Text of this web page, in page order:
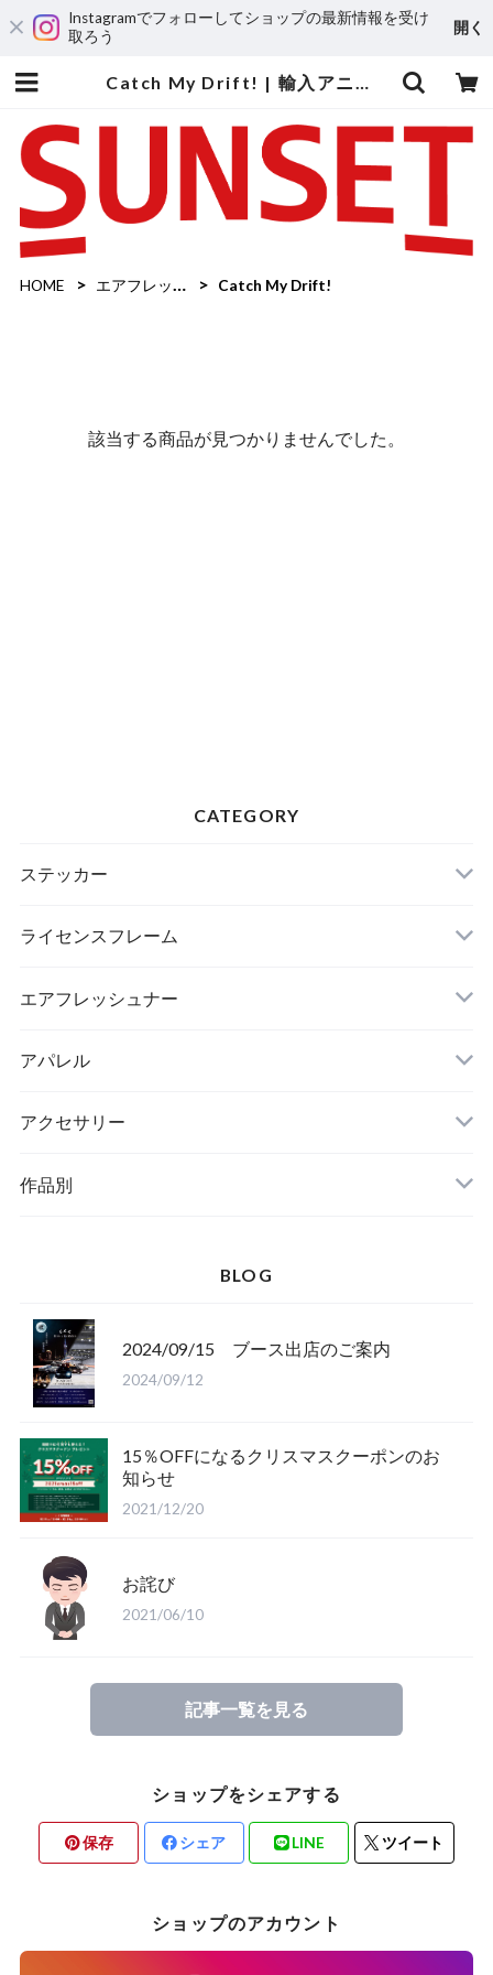
Instagramでフォローしてショップの最新情報を受け
取ろう
開く
Catch My Drift! | 輸入アニメステッカー専門店 SUNSET Stickers Store
HOME エアフレッシュナー Catch My Drift!
該当する商品が見つかりませんでした。
CATEGORY
ステッカー
ライセンスフレーム
エアフレッシュナー
アパレル
アクセサリー
作品別
BLOG
2024/09/15 ブース出店のご案内
2024/09/12
15％OFFになるクリスマスクーポンのお
知らせ
2021/12/20
お詫び
2021/06/10
記事一覧を見る
ショップをシェアする
保存 シェア LINE ツイート
ショップのアカウント